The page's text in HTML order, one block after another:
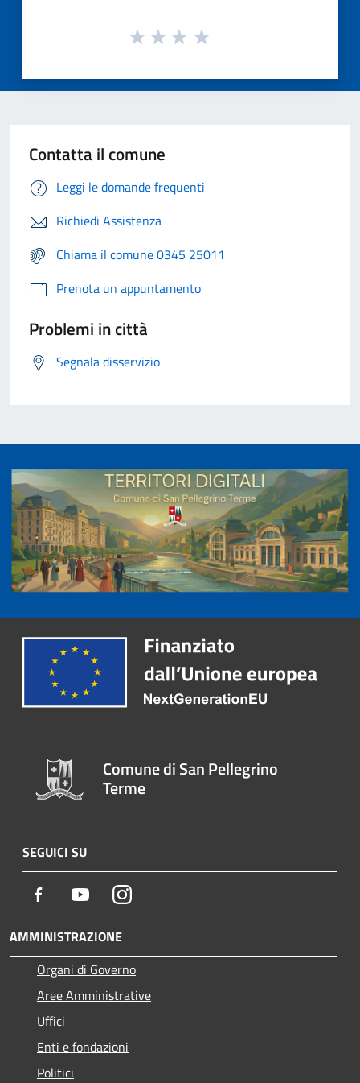
Contatta il comune
Leggi le domande frequenti
Richiedi Assistenza
Chiama il comune 0345 25011
Prenota un appuntamento
Problemi in città
Segnala disservizio
Comune di San Pellegrino
Terme
SEGUICI SU
Facebook YoutubeInstagram
AMMINISTRAZIONE
Organi di Governo
Aree Amministrative
Uffici
Enti e fondazioni
Politici